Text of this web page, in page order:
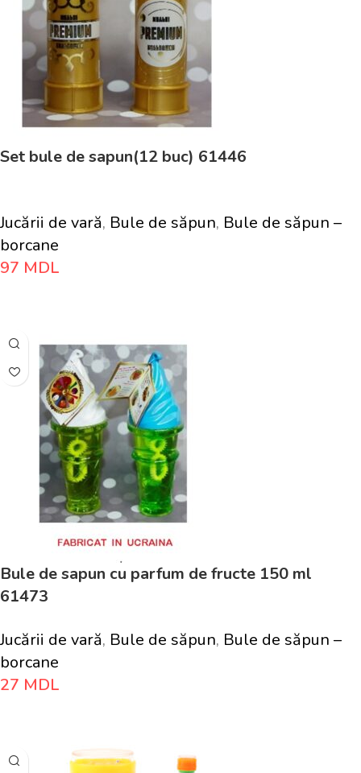
Set bule de sapun(12 buc) 61446
Jucării de vară, Bule de săpun, Bule de săpun –
borcane
97 MDL
Bule de sapun cu parfum de fructe 150 ml
61473
Jucării de vară, Bule de săpun, Bule de săpun –
borcane
27 MDL